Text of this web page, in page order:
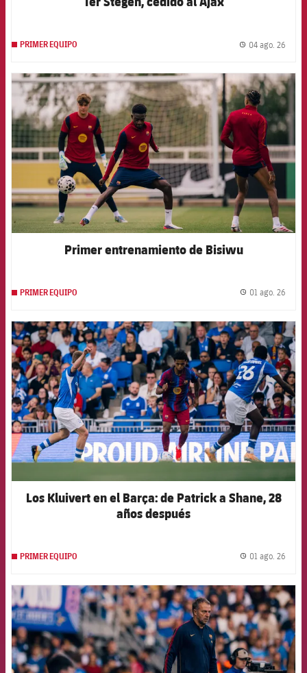
PRIMER EQUIPO 04 ago. 26
FCB Barcelona badge
Primer entrenamiento de Bisiwu
PRIMER EQUIPO 01 ago. 26
FCB Barcelona badge
Los Kluivert en el Barça: de Patrick a Shane, 28
años después
PRIMER EQUIPO 01 ago. 26
FCB Barcelona badge